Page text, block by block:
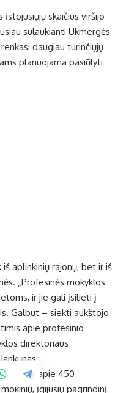
skaičius viršijo
sulaukianti Ukmergės
daugiau turinčiųjų
planuojama pasiūlyti
aplinkinių rajonų, bet ir iš
„Profesinės mokyklos
ir jie gali įsilieti į
Galbūt – siekti aukštojo
apie profesinio
direktoriaus
priimta apie 450
įgijusių pagrindinį